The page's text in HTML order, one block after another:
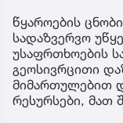
წყაროების
სადაზვერვო
უსაფრთხოების
გეოსივრცითი
მიმართულებით
რესურსები, მათ